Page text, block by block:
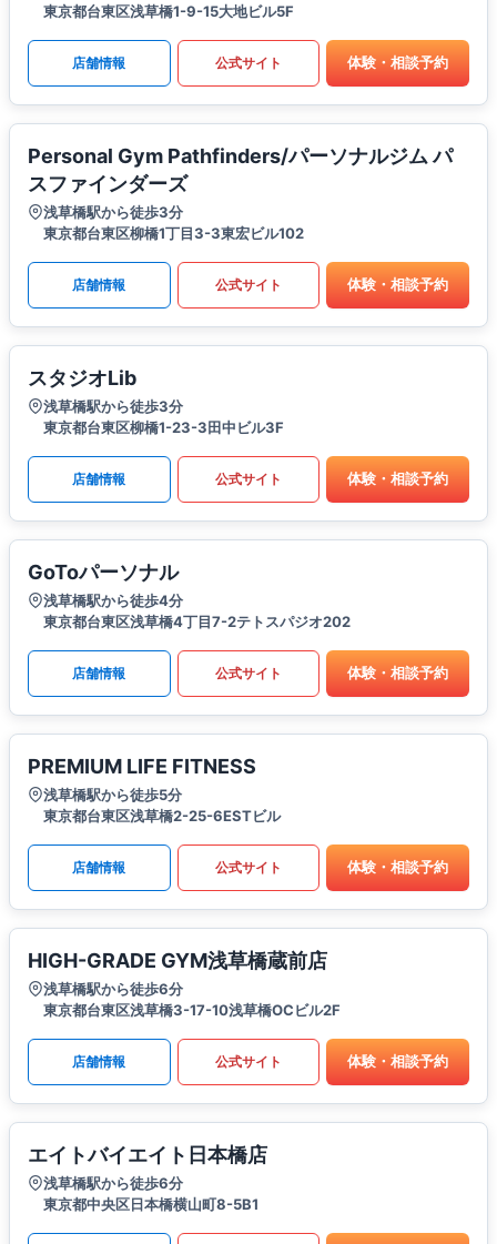
東京都台東区浅草橋1-9-15大地ビル5F
店舗情報 公式サイト 体験・相談予約
Personal Gym Pathfinders/パーソナルジム パ
スファインダーズ
浅草橋駅から徒歩3分
東京都台東区柳橋1丁目3-3東宏ビル102
店舗情報 公式サイト 体験・相談予約
スタジオLib
浅草橋駅から徒歩3分
東京都台東区柳橋1-23-3田中ビル3F
店舗情報 公式サイト 体験・相談予約
GoToパーソナル
浅草橋駅から徒歩4分
東京都台東区浅草橋4丁目7-2テトスパジオ202
店舗情報 公式サイト 体験・相談予約
PREMIUM LIFE FITNESS
浅草橋駅から徒歩5分
東京都台東区浅草橋2-25-6ESTビル
店舗情報 公式サイト 体験・相談予約
HIGH-GRADE GYM浅草橋蔵前店
浅草橋駅から徒歩6分
東京都台東区浅草橋3-17-10浅草橋OCビル2F
店舗情報 公式サイト 体験・相談予約
エイトバイエイト日本橋店
浅草橋駅から徒歩6分
東京都中央区日本橋横山町8-5B1